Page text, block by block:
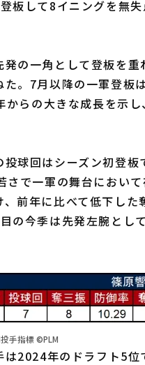
板して8イニングを無
の一角として登板を
た。7月以降の一軍登板
からの大きな成長を示
球回はシーズン初登板
さで一軍の舞台におい
、前年に比べて低下し
の今季は先発左腕とし
手指標 ©PLM
は2024年のドラフト5